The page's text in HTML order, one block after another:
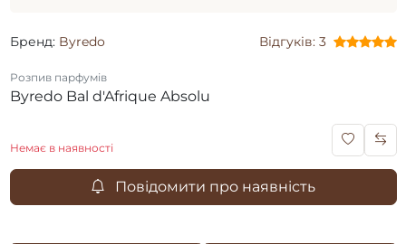
Бренд: Byredo Відгуків: 3
Розпив парфумів
Byredo Bal d'Afrique Absolu
Немає в наявності
Повідомити про наявність